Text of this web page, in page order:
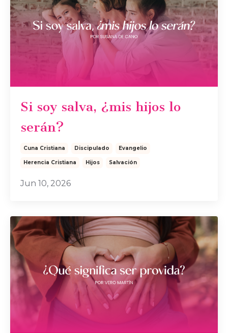
Si soy salva, ¿mis hijos lo
serán?
Cuna Cristiana Discipulado Evangelio
Herencia Cristiana Hijos Salvación
Jun 10, 2026